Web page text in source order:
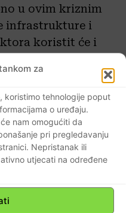
za
koristimo tehnologije poput
o uređaju.
nam omogućiti da
pri pregledavanju
Nepristanak ili
utjecati na određene
u ovim kriznim
infrastrukture i
koristit će i
tijelima te brži
za interakciju sa
učinkovitije,
i primjena
Elisabetta
Svjetske